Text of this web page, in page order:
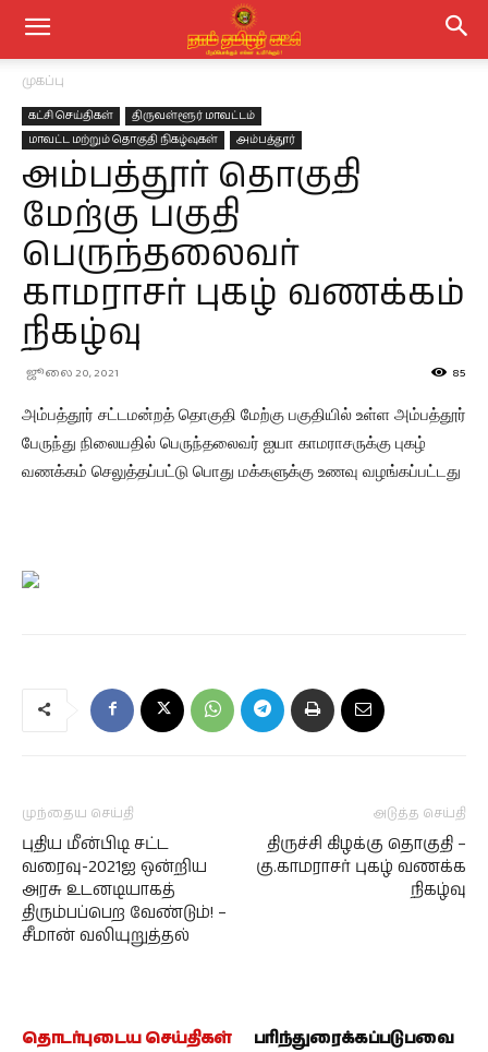
முகப்பு
கட்சி செய்திகள்
திருவள்ளூர் மாவட்டம்
மாவட்ட மற்றும் தொகுதி நிகழ்வுகள்
அம்பத்தூர்
அம்பத்தூர் தொகுதி
மேற்கு பகுதி
பெருந்தலைவர்
காமராசர் புகழ் வணக்கம்
நிகழ்வு
ஜூலை 20, 2021 85
அம்பத்தூர் சட்டமன்றத் தொகுதி மேற்கு பகுதியில் உள்ள அம்பத்தூர்
பேருந்து நிலையதில் பெருந்தலைவர் ஐயா காமராசருக்கு புகழ்
வணக்கம் செலுத்தப்பட்டு பொது மக்களுக்கு உணவு வழங்கப்பட்டது
முந்தைய செய்தி
புதிய மீன்பிடி சட்ட
வரைவு-2021ஐ ஒன்றிய
அரசு உடனடியாகத்
திரும்பப்பெற வேண்டும்! –
சீமான் வலியுறுத்தல்
அடுத்த செய்தி
திருச்சி கிழக்கு தொகுதி –
கு.காமராசர் புகழ் வணக்க
நிகழ்வு
தொடர்புடைய செய்திகள் பரிந்துரைக்கப்படுபவை